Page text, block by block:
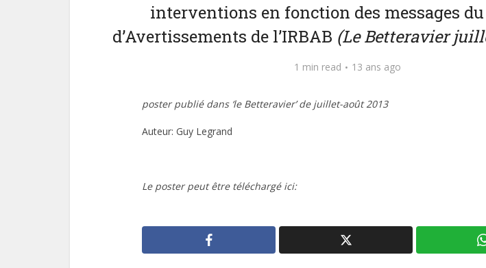
interventions en fonction des messages
d’Avertissements de l’IRBAB (Le Betteravier
1 min read 13 ans ago
posterpublié dans ‘le Betteravier’ de juillet-août 2013
Auteur: Guy Legrand
Le poster peut être téléchargé ici: